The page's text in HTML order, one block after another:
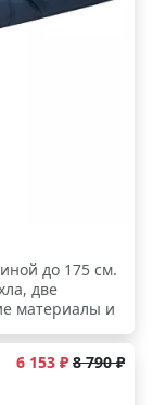
до 175 см.
две
материалы и
6 153 ₽ 8 790 ₽